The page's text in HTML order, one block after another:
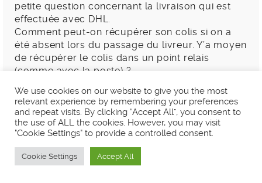
petite question concernant la livraison qui est
effectuée avec DHL.
Comment peut-on récupérer son colis si on a
été absent lors du passage du livreur. Y’a moyen
de récupérer le colis dans un point relais
(comme avec la poste) ?
système je serais super contente si tu (et/ou les
autres lectrices ayant déjà eu à faire avec DHL)
pouvais m’eclairer sur ce sujet !
Bonne soirée et merci encore pour ce blog
topissime ! :D.
We use cookies on our website to give you the most
relevant experience by remembering your preferences
and repeat visits. By clicking “Accept All”, you consent to
the use of ALL the cookies. However, you may visit
"Cookie Settings" to provide a controlled consent.
Cookie Settings Accept All